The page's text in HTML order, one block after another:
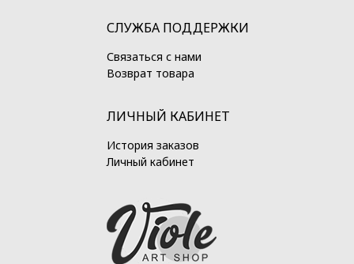
СЛУЖБА ПОДДЕРЖКИ
Связаться с нами
Возврат товара
ЛИЧНЫЙ КАБИНЕТ
История заказов
Личный кабинет